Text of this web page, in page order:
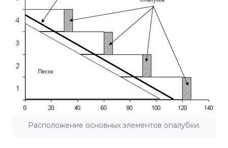
Расположение основных элементов опалубки.